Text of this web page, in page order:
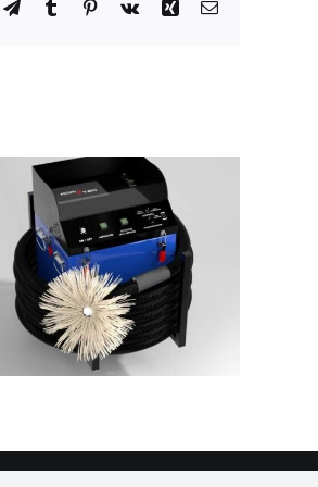
TelegramTumblr Pinterest
Vk Xing Email
Pourquoi votre
caméra
d’inspection ne
remonte plus
d’image nette sous
l’eau ?